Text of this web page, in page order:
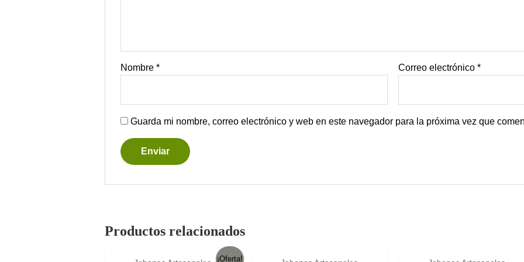
Nombre* Correo electrónico*
Guarda mi nombre, correo electrónico y web en este navegador para la próxima vez que
Productos relacionados
¡Oferta!